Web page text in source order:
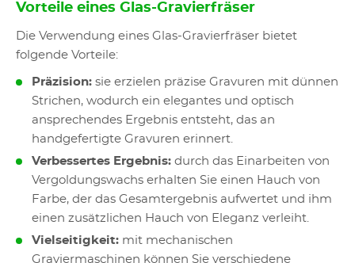
Vorteile eines Glas-Gravierfräser
Die Verwendung eines Glas-Gravierfräser bietet
folgende Vorteile:
Präzision: sie erzielen präzise Gravuren mit dünnen
Strichen, wodurch ein elegantes und optisch
ansprechendes Ergebnis entsteht, das an
handgefertigte Gravuren erinnert.
Verbessertes Ergebnis: durch das Einarbeiten von
Vergoldungswachs erhalten Sie einen Hauch von
Farbe, der das Gesamtergebnis aufwertet und ihm
einen zusätzlichen Hauch von Eleganz verleiht.
Vielseitigkeit: mit mechanischen
Graviermaschinen können Sie verschiedene